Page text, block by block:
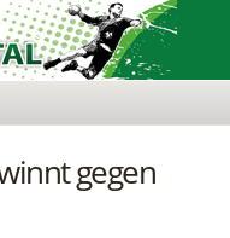
gegen